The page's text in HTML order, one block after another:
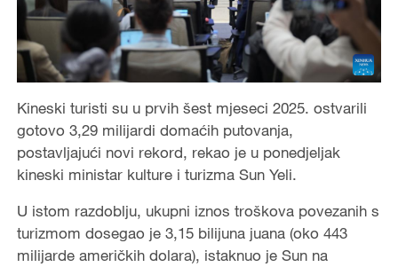
Kineski turisti su u prvih šest mjeseci 2025. ostvarili
gotovo 3,29 milijardi domaćih putovanja,
postavljajući novi rekord, rekao je u ponedjeljak
kineski ministar kulture i turizma Sun Yeli.
U istom razdoblju, ukupni iznos troškova povezanih s
turizmom dosegao je 3,15 bilijuna juana (oko 443
milijarde američkih dolara), istaknuo je Sun na